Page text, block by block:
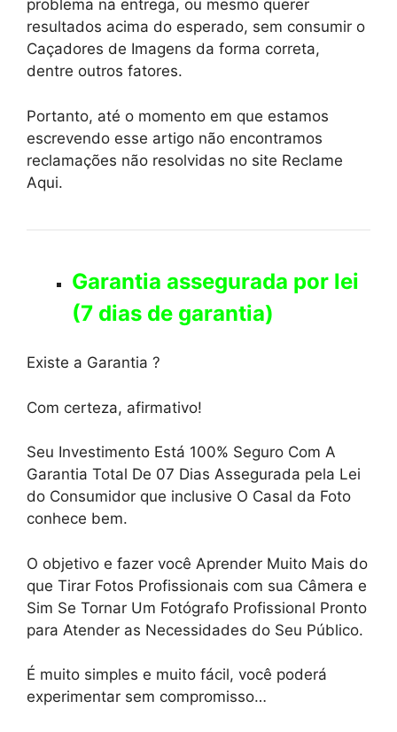
problema na entrega, ou mesmo querer
resultados acima do esperado, sem consumir o
Caçadores de Imagens da forma correta,
dentre outros fatores.
Portanto, até o momento em que estamos
escrevendo esse artigo não encontramos
reclamações não resolvidas no site Reclame
Aqui.
Garantia assegurada por lei
(7 dias de garantia)
Existe a Garantia ?
Com certeza, afirmativo!
Seu Investimento Está 100% Seguro Com A
Garantia Total De 07 Dias Assegurada pela Lei
do Consumidor que inclusive O Casal da Foto
conhece bem.
O objetivo e fazer você Aprender Muito Mais do
que Tirar Fotos Profissionais com sua Câmera e
Sim Se Tornar Um Fotógrafo Profissional Pronto
para Atender as Necessidades do Seu Público.
É muito simples e muito fácil, você poderá
experimentar sem compromisso…